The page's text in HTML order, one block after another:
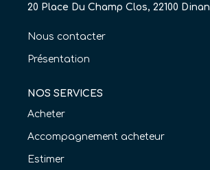
CONTACT
20 Place Du Champ Clos, 22100 Dinan
Nous contacter
Présentation
NOS SERVICES
Acheter
Accompagnement acheteur
Estimer